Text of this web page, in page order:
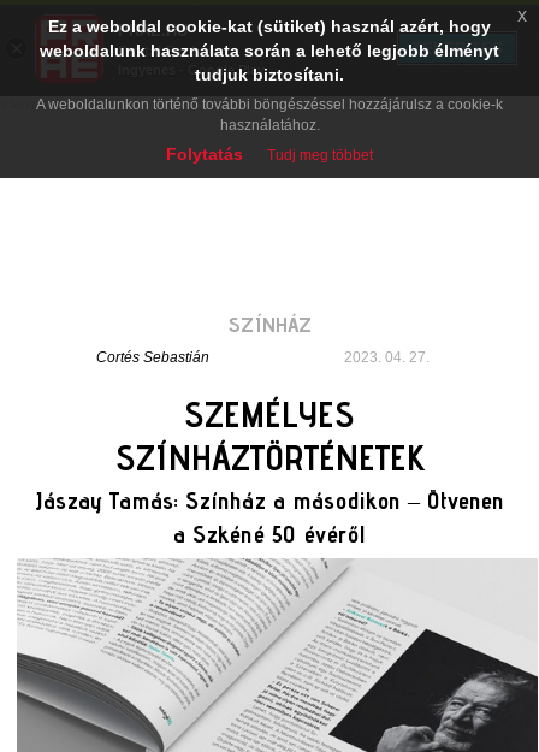
SZÍNHÁZ
Cortés Sebastián 2023. 04. 27.
SZEMÉLYES
SZÍNHÁZTÖRTÉNETEK
Jászay Tamás: Színház a másodikon – Ötvenen
a Szkéné 50 évéről
Ez a weboldal cookie-kat (sütiket) használ azért, hogy
weboldalunk használata során a lehető legjobb élményt
tudjuk biztosítani.
A weboldalunkon történő további böngészéssel hozzájárulsz a cookie-k
használatához.
Folytatás Tudj meg többet
x
PRAE.HU
Digital Evolution
Ingyenes - Google Play
TELEPÍTÉS